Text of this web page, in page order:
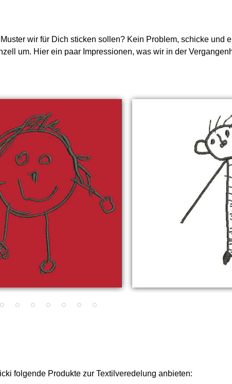
wir für Dich sticken sollen? Kein Problem, schicke und
um. Hier ein paar Impressionen, was wir in der
folgende Produkte zur Textilveredelung anbieten: